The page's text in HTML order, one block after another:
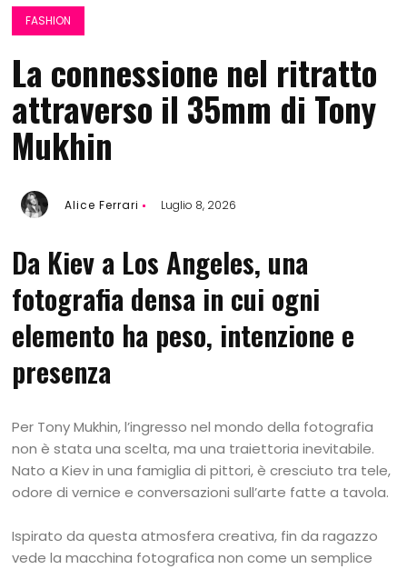
FASHION
La connessione nel ritratto
attraverso il 35mm di Tony
Mukhin
Alice Ferrari Luglio 8, 2026
Da Kiev a Los Angeles, una
fotografia densa in cui ogni
elemento ha peso, intenzione e
presenza
Per Tony Mukhin, l’ingresso nel mondo della fotografia
non è stata una scelta, ma una traiettoria inevitabile.
Nato a Kiev in una famiglia di pittori, è cresciuto tra tele,
odore di vernice e conversazioni sull’arte fatte a tavola.
Ispirato da questa atmosfera creativa, fin da ragazzo
vede la macchina fotografica non come un semplice